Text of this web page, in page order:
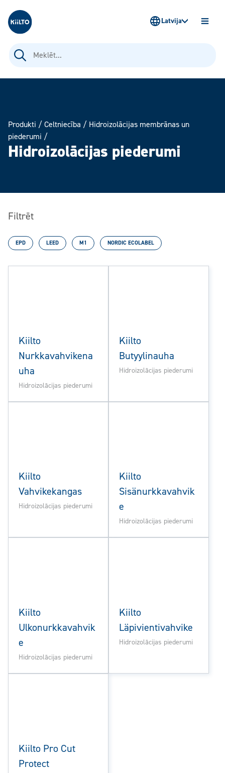
Kiilto Latvija
Meklēt:
Latvija
Produkti / Celtniecība / Hidroizolācijas membrānas un
piederumi /
Hidroizolācijas piederumi
Filtrēt
EPD LEED M1 NORDIC ECOLABEL
Kiilto
Nurkkavahvikena
uha
Hidroizolācijas piederumi
Kiilto
Butyylinauha
Hidroizolācijas piederumi
Kiilto
Vahvikekangas
Hidroizolācijas piederumi
Kiilto
Sisänurkkavahvik
e
Hidroizolācijas piederumi
Kiilto
Ulkonurkkavahvik
e
Hidroizolācijas piederumi
Kiilto
Läpivientivahvike
Hidroizolācijas piederumi
Kiilto Pro Cut
Protect